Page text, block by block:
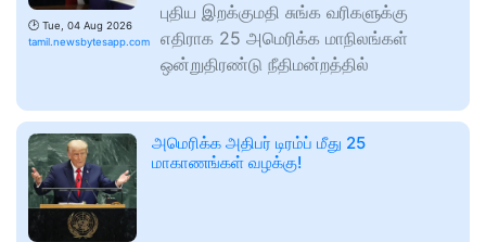
🕑 Tue, 04 Aug 2026
tamil.newsbytesapp.com
புதிய இறக்குமதி சுங்க வரிகளுக்கு
எதிராக 25 அமெரிக்க மாநிலங்கள்
ஒன்றுதிரண்டு நீதிமன்றத்தில்
அமெரிக்க அதிபர் டிரம்ப் மீது 25
மாகாணங்கள் வழக்கு!